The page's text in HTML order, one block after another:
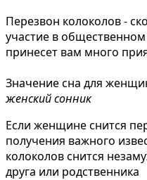
Перезвон колоколов -
участие в
принесет вам много
Значение сна для
женский сонник
Если женщине снится
получения важного
колоколов снится
друга или родственника